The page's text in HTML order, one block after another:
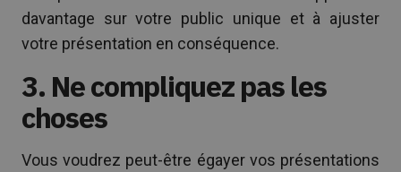
davantage sur votre public unique et à ajuster
votre présentation en conséquence.
3. Ne compliquez pas les
choses
Vous voudrez peut-être égayer vos présentations